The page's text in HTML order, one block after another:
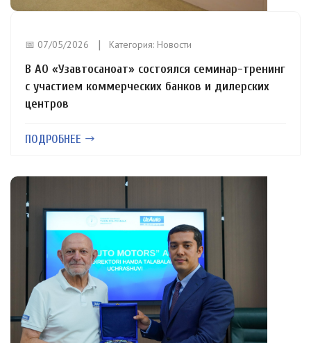
📅 07/05/2026 Категория: Новости
В АО «Узавтосаноат» состоялся семинар-тренинг
с участием коммерческих банков и дилерских
центров
ПОДРОБНЕЕ